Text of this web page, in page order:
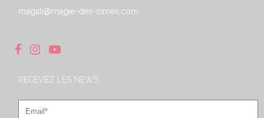
magali@magie-des-cimes.com
RECEVEZ LES NEWS